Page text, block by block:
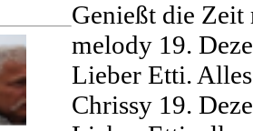
Genießt die
melody 19.
Lieber Etti.
Chrissy 19.